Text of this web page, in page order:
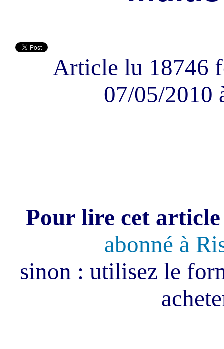
Article lu 18746
07/05/2010
Pour lire cet
abonné à
sinon : utilisez le